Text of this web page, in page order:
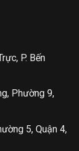
P. Bến
Phường 9,
5, Quận 4,